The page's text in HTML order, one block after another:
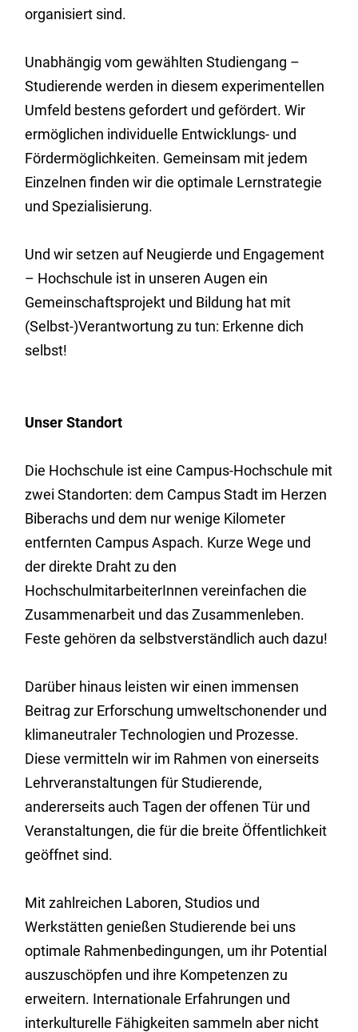
organisiert sind.
Unabhängig vom gewählten Studiengang –
Studierende werden in diesem experimentellen
Umfeld bestens gefordert und gefördert. Wir
ermöglichen individuelle Entwicklungs- und
Fördermöglichkeiten. Gemeinsam mit jedem
Einzelnen finden wir die optimale Lernstrategie
und Spezialisierung.
Und wir setzen auf Neugierde und Engagement
– Hochschule ist in unseren Augen ein
Gemeinschaftsprojekt und Bildung hat mit
(Selbst-)Verantwortung zu tun: Erkenne dich
selbst!
Unser Standort
Die Hochschule ist eine Campus-Hochschule mit
zwei Standorten: dem Campus Stadt im Herzen
Biberachs und dem nur wenige Kilometer
entfernten Campus Aspach. Kurze Wege und
der direkte Draht zu den
HochschulmitarbeiterInnen vereinfachen die
Zusammenarbeit und das Zusammenleben.
Feste gehören da selbstverständlich auch dazu!
Darüber hinaus leisten wir einen immensen
Beitrag zur Erforschung umweltschonender und
klimaneutraler Technologien und Prozesse.
Diese vermitteln wir im Rahmen von einerseits
Lehrveranstaltungen für Studierende,
andererseits auch Tagen der offenen Tür und
Veranstaltungen, die für die breite Öffentlichkeit
geöffnet sind.
Mit zahlreichen Laboren, Studios und
Werkstätten genießen Studierende bei uns
optimale Rahmenbedingungen, um ihr Potential
auszuschöpfen und ihre Kompetenzen zu
erweitern. Internationale Erfahrungen und
interkulturelle Fähigkeiten sammeln aber nicht